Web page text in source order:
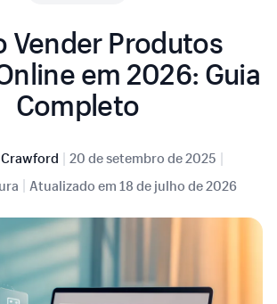
Vender Produtos
em 2026: Guia
Completo
| 20 de setembro de 2025 |
| Atualizado em 18 de julho de 2026